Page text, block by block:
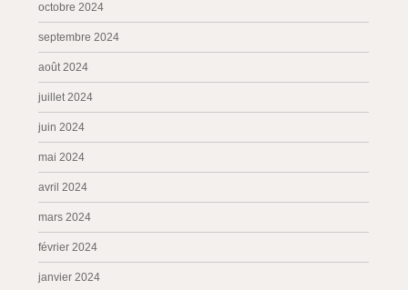
octobre 2024
septembre 2024
août 2024
juillet 2024
juin 2024
mai 2024
avril 2024
mars 2024
février 2024
janvier 2024